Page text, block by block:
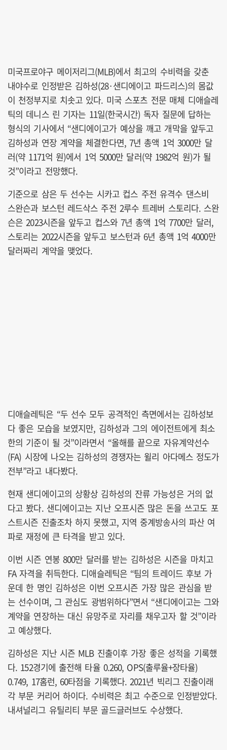
미국프로야구 메이저리그(MLB)에서 최고의 수비력을 갖춘
내야수로 인정받은 김하성(28·샌디에이고 파드리스)의 몸값
이 천정부지로 치솟고 있다. 미국 스포츠 전문 매체 디애슬레
틱의 데니스 린 기자는 11일(한국시간) 독자 질문에 답하는
형식의 기사에서 “샌디에이고가 예상을 깨고 개막을 앞두고
김하성과 연장 계약을 체결한다면, 7년 총액 1억 3000만 달
러(약 1171억 원)에서 1억 5000만 달러(약 1982억 원)가 될
것”이라고 전망했다.
기준으로 삼은 두 선수는 시카고 컵스 주전 유격수 댄스비
스완슨과 보스턴 레드삭스 주전 2루수 트레버 스토리다. 스완
슨은 2023시즌을 앞두고 컵스와 7년 총액 1억 7700만 달러,
스토리는 2022시즌을 앞두고 보스턴과 6년 총액 1억 4000만
달러짜리 계약을 맺었다.
디애슬레틱은 “두 선수 모두 공격적인 측면에서는 김하성보
다 좋은 모습을 보였지만, 김하성과 그의 에이전트에게 최소
한의 기준이 될 것”이라면서 “올해를 끝으로 자유계약선수
(FA) 시장에 나오는 김하성의 경쟁자는 윌리 아다메스 정도가
전부”라고 내다봤다.
현재 샌디에이고의 상황상 김하성의 잔류 가능성은 거의 없
다고 봤다. 샌디에이고는 지난 오프시즌 많은 돈을 쓰고도 포
스트시즌 진출조차 하지 못했고, 지역 중계방송사의 파산 여
파로 재정에 큰 타격을 받고 있다.
이번 시즌 연봉 800만 달러를 받는 김하성은 시즌을 마치고
FA 자격을 취득한다. 디애슬레틱은 “팀의 트레이드 후보 가
운데 한 명인 김하성은 이번 오프시즌 가장 많은 관심을 받
는 선수이며, 그 관심도 광범위하다”면서 “샌디에이고는 그와
계약을 연장하는 대신 유망주로 자리를 채우고자 할 것”이라
고 예상했다.
김하성은 지난 시즌 MLB 진출이후 가장 좋은 성적을 기록했
다. 152경기에 출전해 타율 0.260, OPS(출루율+장타율)
0.749, 17홈런, 60타점을 기록했다. 2021년 빅리그 진출이래
각 부문 커리어 하이다. 수비력은 최고 수준으로 인정받았다.
내셔널리그 유틸리티 부문 골드글러브도 수상했다.